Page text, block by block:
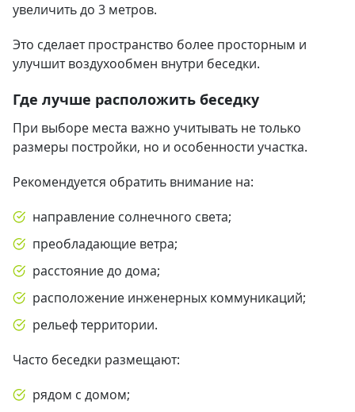
увеличить до 3 метров.
Это сделает пространство более просторным и
улучшит воздухообмен внутри беседки.
Где лучше расположить беседку
При выборе места важно учитывать не только
размеры постройки, но и особенности участка.
Рекомендуется обратить внимание на:
направление солнечного света;
преобладающие ветра;
расстояние до дома;
расположение инженерных коммуникаций;
рельеф территории.
Часто беседки размещают:
рядом с домом;